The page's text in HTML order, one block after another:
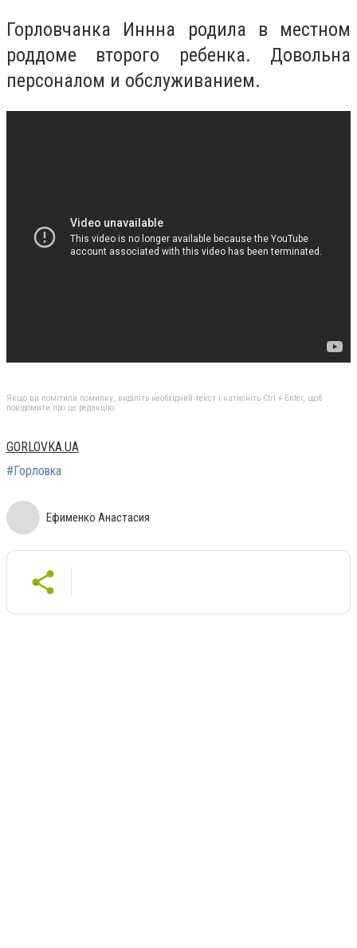
Горловчанка Иннна родила в местном
роддоме второго ребенка. Довольна
персоналом и обслуживанием.
Якщо ви помітили помилку, виділіть необхідний текст і натисніть Ctrl + Enter, щоб
повідомити про це редакцію
GORLOVKA.UA
#Горловка
Ефименко Анастасия